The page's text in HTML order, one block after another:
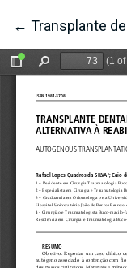
←Voltar aos
Transplante